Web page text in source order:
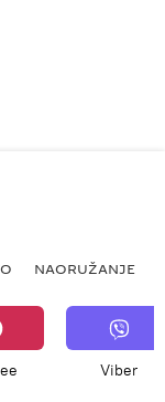
NAORUŽANJE
Viber